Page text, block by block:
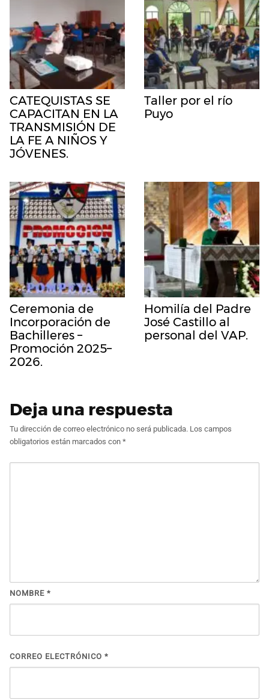
CATEQUISTAS SE
CAPACITAN EN LA
TRANSMISIÓN DE
LA FE A NIÑOS Y
JÓVENES.
Taller por el río
Puyo
Ceremonia de
Incorporación de
Bachilleres –
Promoción 2025–
2026.
Homilía del Padre
José Castillo al
personal del VAP.
Deja una respuesta
Tu dirección de correo electrónico no será publicada. Los campos
obligatorios están marcados con *
NOMBRE *
CORREO ELECTRÓNICO *